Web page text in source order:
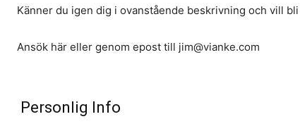
Känner du igen dig i ovanstående beskrivning och vill
Ansök här eller genom epost till jim@vianke.com
Personlig Info